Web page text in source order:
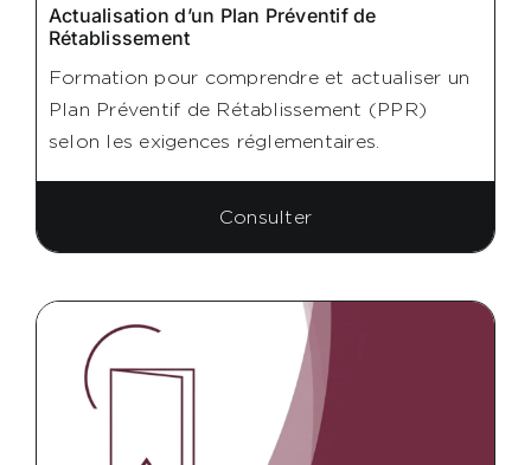
Actualisation d’un Plan Préventif de
Rétablissement
Formation pour comprendre et actualiser un
Plan Préventif de Rétablissement (PPR)
selon les exigences réglementaires.
Consulter